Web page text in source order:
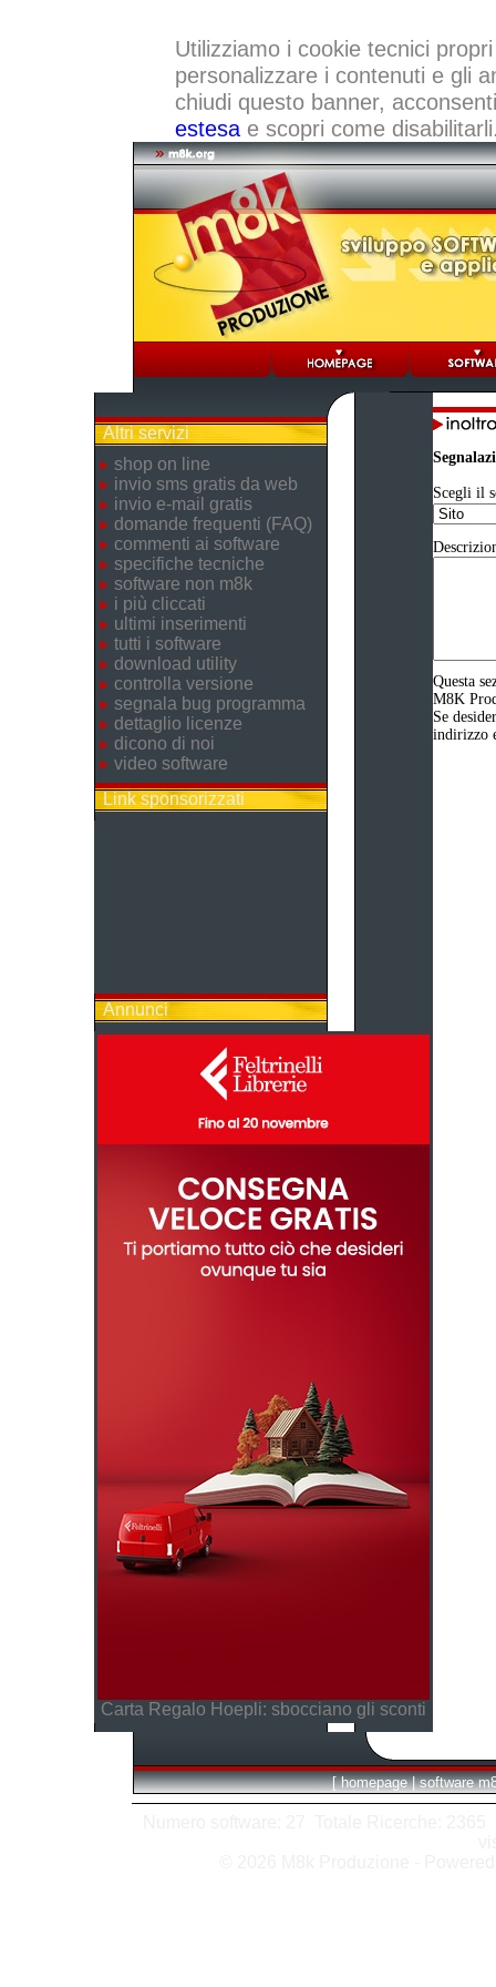
Utilizziamo i cookie tecnici
personalizzare i contenuti e gli
chiudi questo banner,
estesae scopri come
Altri servizi
shop on line
invio sms gratis da web
invio e-mail gratis
domande frequenti (FAQ)
commenti ai software
specifiche tecniche
software non m8k
i più cliccati
ultimi inserimenti
tutti i software
download utility
controlla versione
segnala bug programma
dettaglio licenze
dicono di noi
video software
Link sponsorizzati
Annunci
Carta Regalo Hoepli: sbocciano gli sconti
Scegli il
Questa
M8K
Se
indirizzo
[ homepage | software